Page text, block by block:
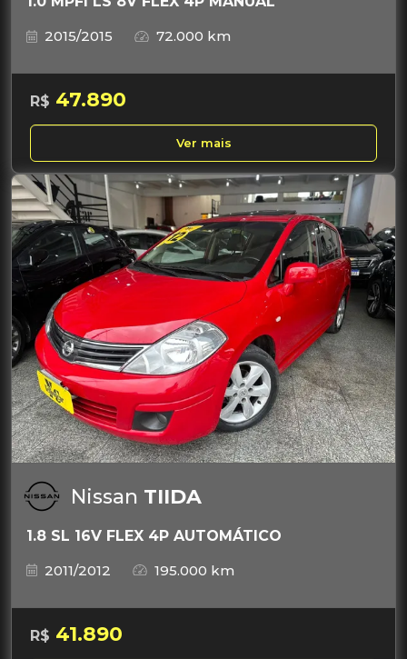
2015/2015
72.000 km
R$ 47.890
Ver mais
Nissan TIIDA
1.8 SL 16V FLEX 4P AUTOMÁTICO
2011/2012
195.000 km
R$ 41.890